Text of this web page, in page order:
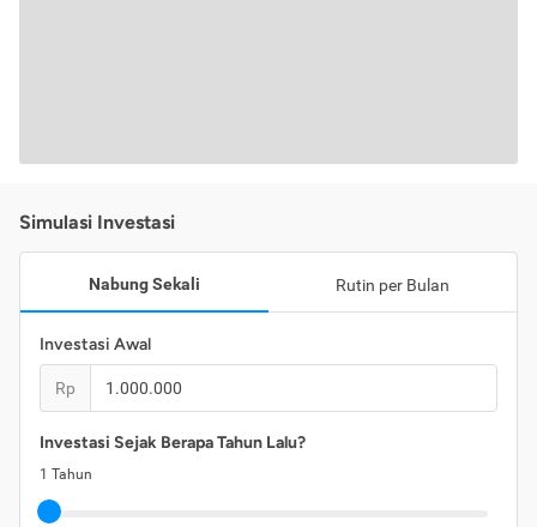
Simulasi Investasi
Nabung Sekali Rutin per Bulan
Investasi Awal
Rp
Investasi Sejak Berapa Tahun Lalu?
1 Tahun